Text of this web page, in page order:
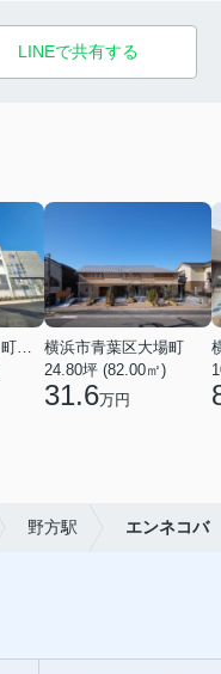
LINEで共有する
横浜市青葉区大場町
24.80坪 (82.00㎡)
31.6万円
野方駅 エンネコバ